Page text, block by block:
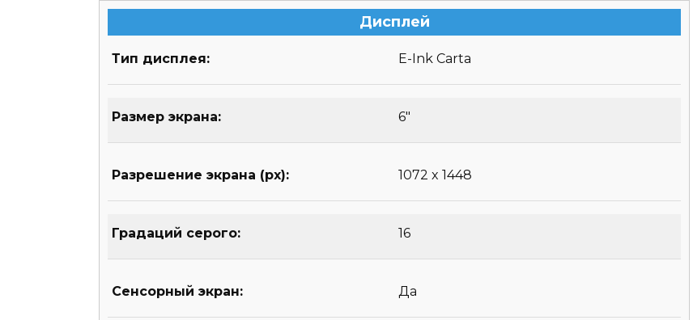
Дисплей
Тип дисплея: E-Ink Carta
Размер экрана: 6″
Разрешение экрана (px): 1072 x 1448
Градаций серого: 16
Сенсорный экран: Да